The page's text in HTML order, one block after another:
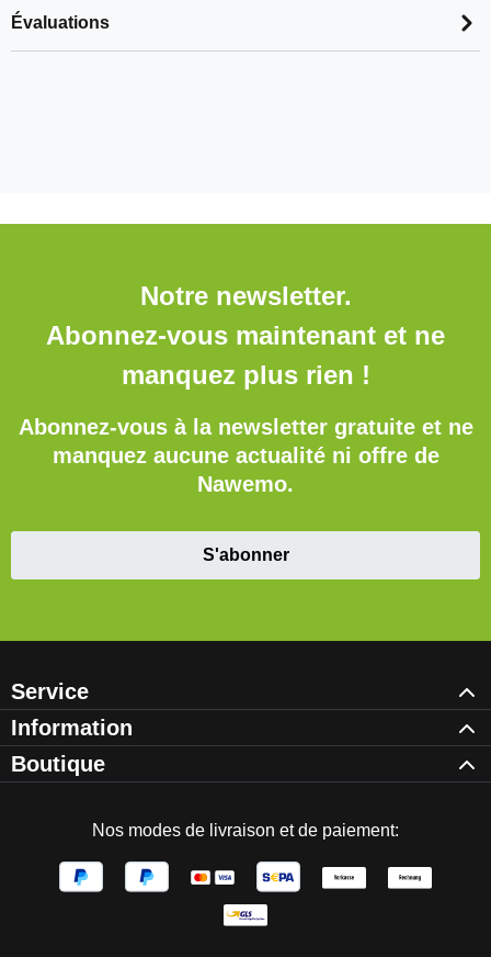
Évaluations
Notre newsletter.
Abonnez-vous maintenant et ne
manquez plus rien !
Abonnez-vous à la newsletter gratuite et ne
manquez aucune actualité ni offre de
Nawemo.
S'abonner
Service
Information
Boutique
Nos modes de livraison et de paiement: